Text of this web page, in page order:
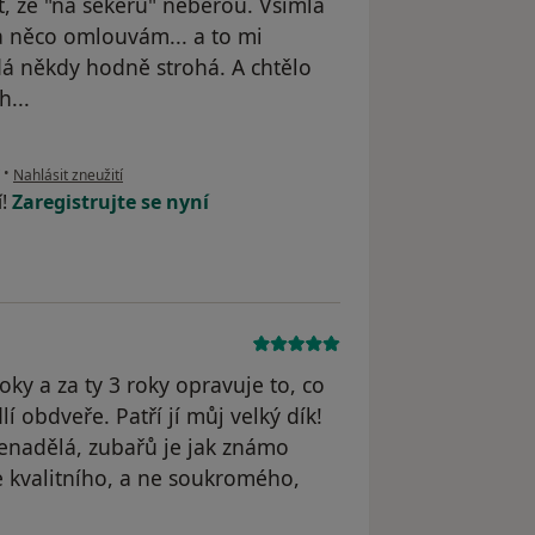
něco omlouvám... a to mi
někdy hodně strohá. A chtělo
• podle názoru uživatele L.
Nahlásit zneužití
Zaregistrujte se nyní
a za ty 3 roky opravuje to, co
obdveře. Patří jí můj velký dík!
zubařů je jak známo
kvalitního, a ne soukromého,